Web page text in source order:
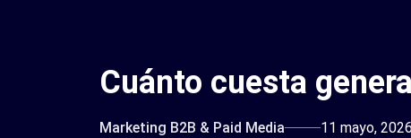
Cuánto cuesta
Marketing B2B & Paid Media 11 mayo, 2026